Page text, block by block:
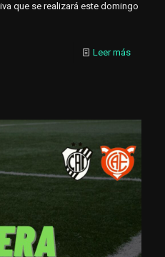
que se realizará este domingo
Leer más